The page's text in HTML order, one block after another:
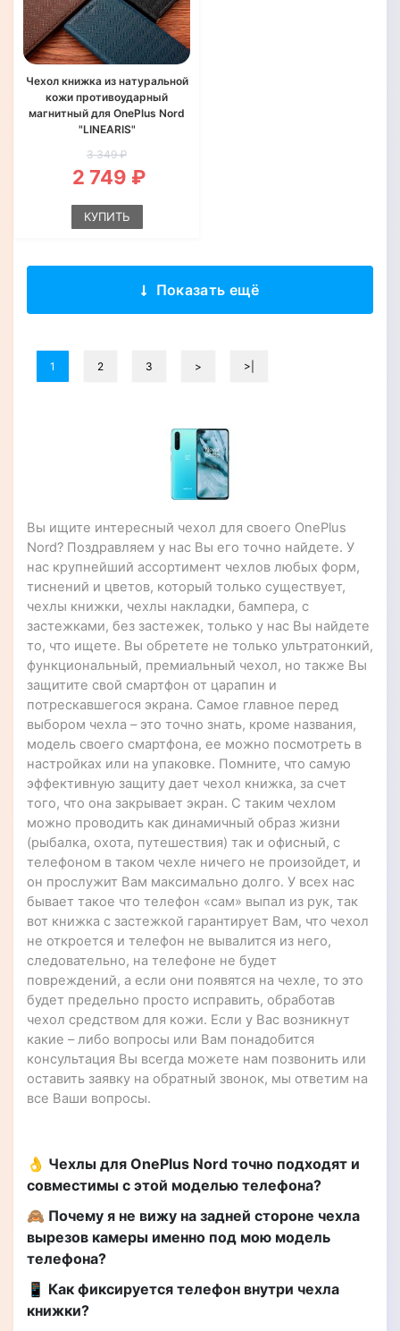
Чехол книжка из натуральной
кожи противоударный
магнитный для OnePlus Nord
"LINEARIS"
3 349 ₽
2 749 ₽
КУПИТЬ
Показать ещё
1 2 3 > >|
Вы ищите интересный чехол для своего OnePlus
Nord? Поздравляем у нас Вы его точно найдете. У
нас крупнейший ассортимент чехлов любых форм,
тиснений и цветов, который только существует,
чехлы книжки, чехлы накладки, бампера, с
застежками, без застежек, только у нас Вы найдете
то, что ищете. Вы обретете не только ультратонкий,
функциональный, премиальный чехол, но также Вы
защитите свой смартфон от царапин и
потрескавшегося экрана. Самое главное перед
выбором чехла – это точно знать, кроме названия,
модель своего смартфона, ее можно посмотреть в
настройках или на упаковке. Помните, что самую
эффективную защиту дает чехол книжка, за счет
того, что она закрывает экран. С таким чехлом
можно проводить как динамичный образ жизни
(рыбалка, охота, путешествия) так и офисный, с
телефоном в таком чехле ничего не произойдет, и
он прослужит Вам максимально долго. У всех нас
бывает такое что телефон «сам» выпал из рук, так
вот книжка с застежкой гарантирует Вам, что чехол
не откроется и телефон не вывалится из него,
следовательно, на телефоне не будет
повреждений, а если они появятся на чехле, то это
будет предельно просто исправить, обработав
чехол средством для кожи. Если у Вас возникнут
какие – либо вопросы или Вам понадобится
консультация Вы всегда можете нам позвонить или
оставить заявку на обратный звонок, мы ответим на
все Ваши вопросы.
👌 Чехлы для OnePlus Nord точно подходят и
совместимы с этой моделью телефона?
🙈 Почему я не вижу на задней стороне чехла
вырезов камеры именно под мою модель
телефона?
📱 Как фиксируется телефон внутри чехла
книжки?